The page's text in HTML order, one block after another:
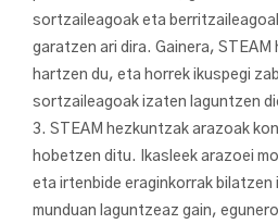
sortzaileagoak eta
garatzen ari dira. Gainera,
hartzen du, eta horrek ikuspegi
sortzaileagoak izaten laguntzen
STEAM hezkuntzak arazoak
hobetzen ditu. Ikasleek arazoei
eta irtenbide eraginkorrak
munduan laguntzeaz gain,